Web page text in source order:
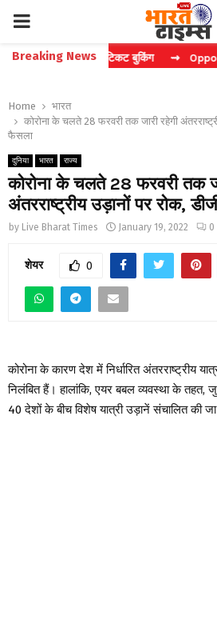
PRIMARY
MENU
Breaking News
करें फास्ट टिकट बुकिंग ⇝ Oppo Reno
Home
भारत
कोरोना के चलते 28 फरवरी तक जारी रहेगी
फैसला
दुनिया भारत राज्य
कोरोना के चलते 28 फरवरी तक
अंतरराष्ट्रीय उड़ानों पर रोक,
by Live Bharat Times January 19, 2022 0
शेयर 0
कोरोना के कारण देश में निर्धारित अंतरराष्ट्रीय
निलंबित हैं। हालांकि, एयर बबल व्यवस्था के
40 देशों के बीच विशेष यात्री उड़ानें संचालित की जा